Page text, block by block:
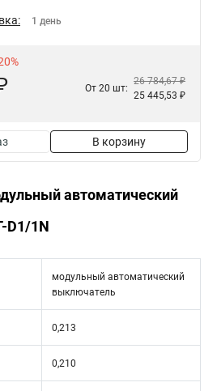
1 день
От 20 шт:
26 784,67 ₽
25 445,53 ₽
В корзину
автоматический
D1/1N
модульный автоматический
выключатель
0,213
0,210